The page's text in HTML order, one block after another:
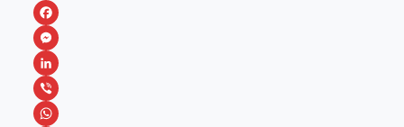
F
a
c
e
M
e
s
L
iV